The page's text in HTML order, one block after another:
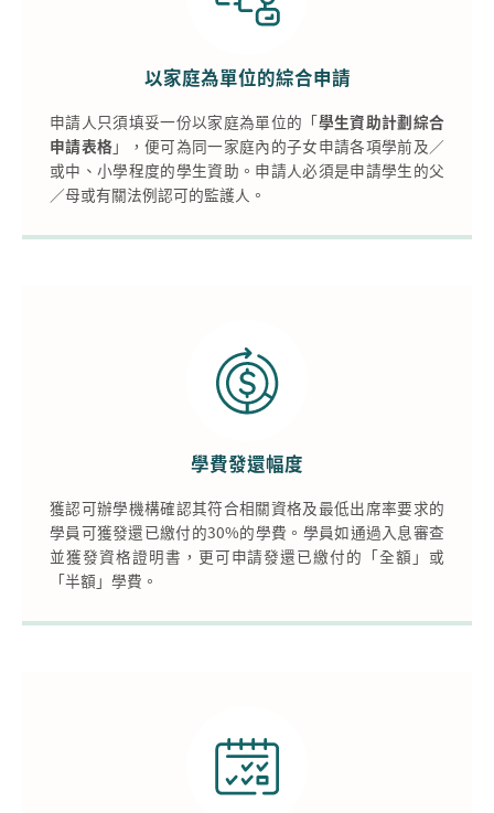
以家庭為單位的綜合申請
申請人只須填妥一份以家庭為單位的「學生資助計劃綜合
申請表格」，便可為同一家庭內的子女申請各項學前及／
或中、小學程度的學生資助。申請人必須是申請學生的父
／母或有關法例認可的監護人。
學費發還幅度
獲認可辦學機構確認其符合相關資格及最低出席率要求的
學員可獲發還已繳付的30%的學費。學員如通過入息審查
並獲發資格證明書，更可申請發還已繳付的「全額」或
「半額」學費。